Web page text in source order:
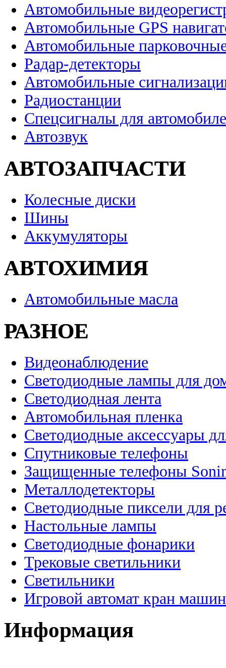
Автомобильные
Автомобильные GPS
Автомобильные
Радар-детекторы
Автомобильные
Радиостанции
Спецсигналы для
Автозвук
АВТОЗАПЧАСТИ
Колесные диски
Шины
Аккумуляторы
АВТОХИМИЯ
Автомобильные масла
РАЗНОЕ
Видеонаблюдение
Светодиодные лампы для
Светодиодная лента
Автомобильная пленка
Светодиодные аксессуары
Спутниковые телефоны
Защищенные телефоны
Металлодетекторы
Светодиодные пиксели для
Настольные лампы
Светодиодные фонарики
Трековые светильники
Светильники
Игровой автомат кран
Информация